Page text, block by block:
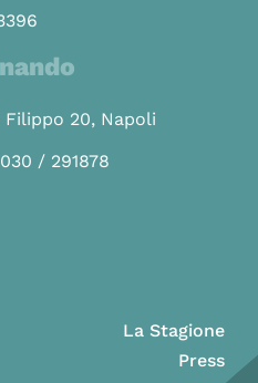
Filippo 20, Napoli
/ 291878
La Stagione
Press